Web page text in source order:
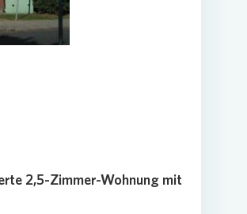
2,5-Zimmer-Wohnung mit